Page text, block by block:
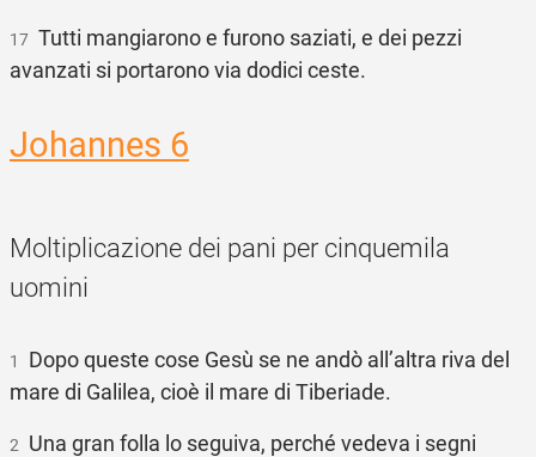
17 Tutti mangiarono e furono saziati, e dei pezzi
avanzati si portarono via dodici ceste.
Johannes 6
Moltiplicazione dei pani per cinquemila
uomini
1
Dopo queste cose Gesù se ne andò all’altra riva del
mare di Galilea, cioè il mare di Tiberiade.
2 Una gran folla lo seguiva, perché vedeva i segni